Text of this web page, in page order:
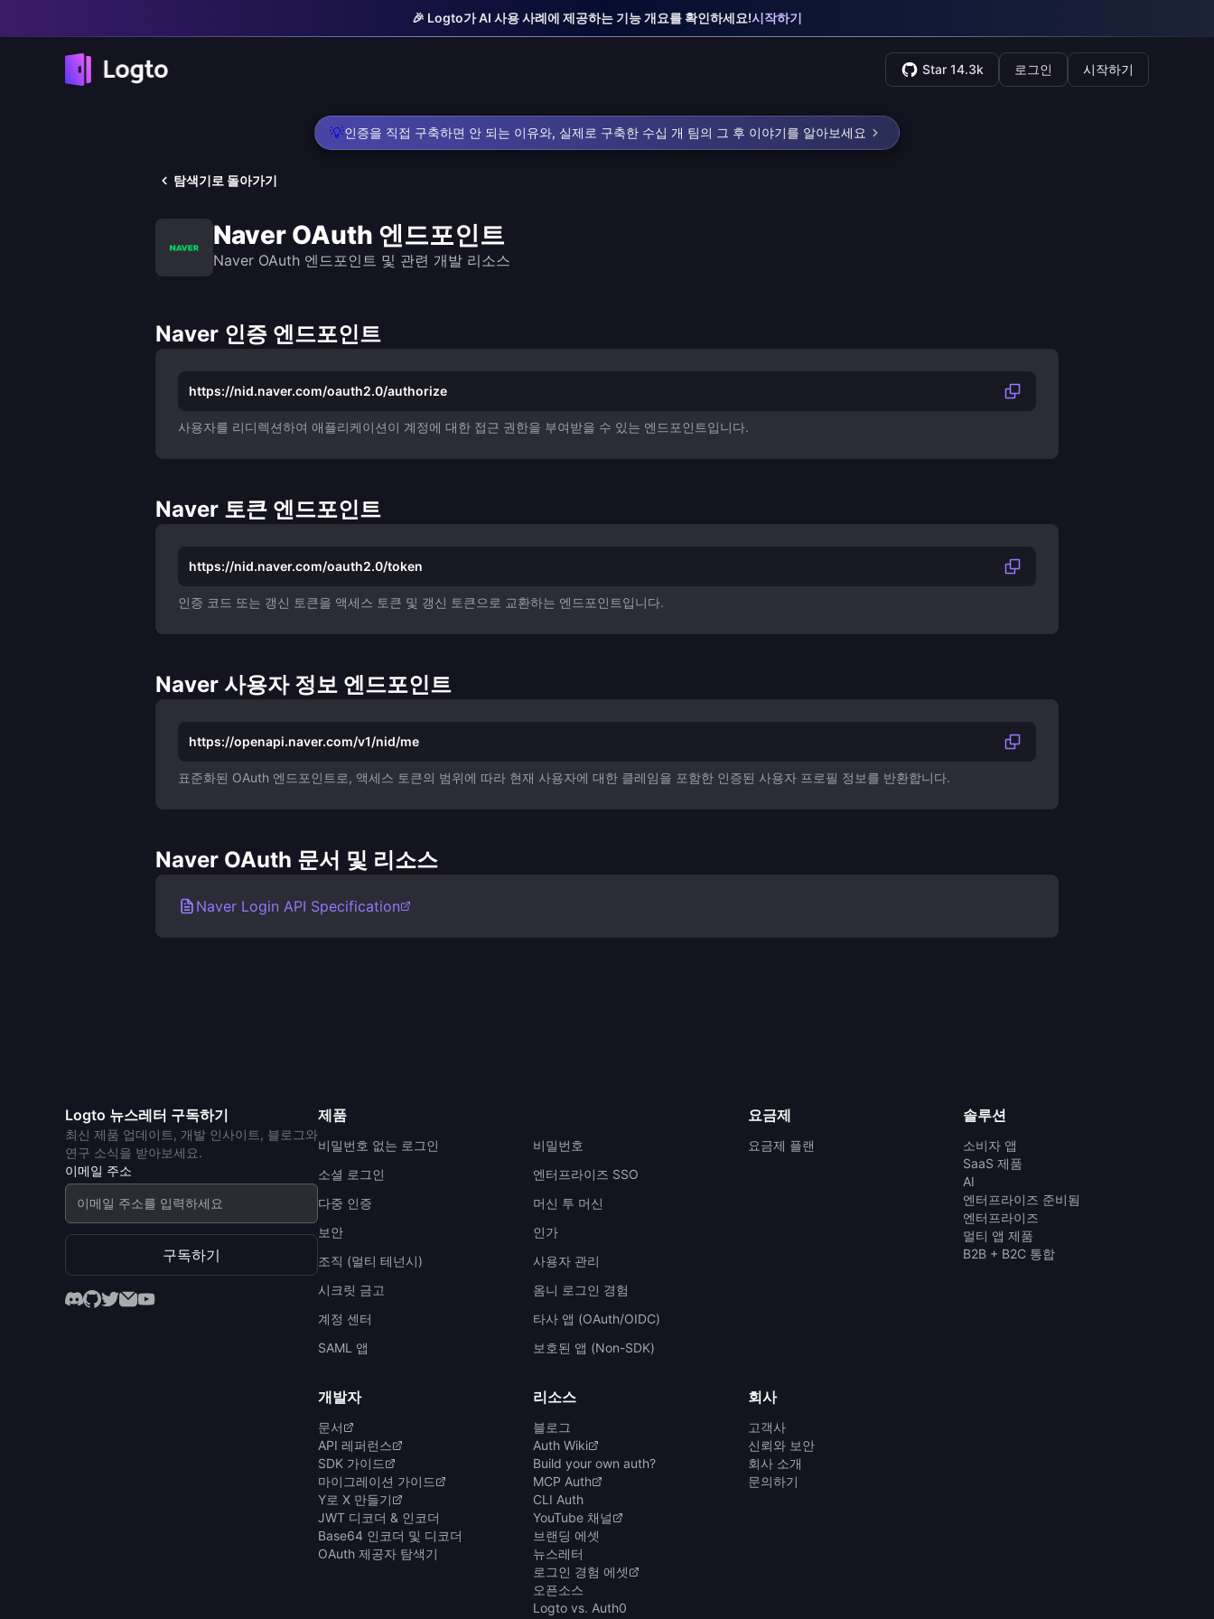
🎉 Logto가 AI 사용 사례에 제공하는 기능 개요를 확인하세요!시작하기
Star 14.3k 로그인 시작하기
💡인증을 직접 구축하면 안 되는 이유와, 실제로 구축한 수십 개 팀의 그 후 이야기를 알아보세요
탐색기로 돌아가기
Naver OAuth 엔드포인트
Naver OAuth 엔드포인트 및 관련 개발 리소스
Naver 인증 엔드포인트
https://nid.naver.com/oauth2.0/authorize
사용자를 리디렉션하여 애플리케이션이 계정에 대한 접근 권한을 부여받을 수 있는 엔드포인트입니다.
Naver 토큰 엔드포인트
https://nid.naver.com/oauth2.0/token
인증 코드 또는 갱신 토큰을 액세스 토큰 및 갱신 토큰으로 교환하는 엔드포인트입니다.
Naver 사용자 정보 엔드포인트
https://openapi.naver.com/v1/nid/me
표준화된 OAuth 엔드포인트로, 액세스 토큰의 범위에 따라 현재 사용자에 대한 클레임을 포함한 인증된 사용자 프로필 정보를 반환합니다.
Naver OAuth 문서 및 리소스
Naver Login API Specification
Logto 뉴스레터 구독하기
최신 제품 업데이트, 개발 인사이트, 블로그와
연구 소식을 받아보세요.
이메일 주소
구독하기
제품
비밀번호 없는 로그인
비밀번호
소셜 로그인
엔터프라이즈 SSO
다중 인증
머신 투 머신
보안
인가
조직 (멀티 테넌시)
사용자 관리
시크릿 금고
옴니 로그인 경험
계정 센터
타사 앱 (OAuth/OIDC)
SAML 앱
보호된 앱 (Non-SDK)
요금제
요금제 플랜
솔루션
소비자 앱
SaaS 제품
AI
엔터프라이즈 준비됨
엔터프라이즈
멀티 앱 제품
B2B + B2C 통합
개발자
문서
API 레퍼런스
SDK 가이드
마이그레이션 가이드
Y로 X 만들기
JWT 디코더 & 인코더
Base64 인코더 및 디코더
OAuth 제공자 탐색기
리소스
블로그
Auth Wiki
Build your own auth?
MCP Auth
CLI Auth
YouTube 채널
브랜딩 에셋
뉴스레터
로그인 경험 에셋
오픈소스
Logto vs. Auth0
회사
고객사
신뢰와 보안
회사 소개
문의하기